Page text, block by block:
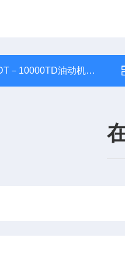
油动机行程传感器